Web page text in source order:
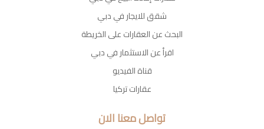
شقق للايجار في دبي
البحث عن العقارات على الخريطة
اقرأ عن الاستثمار في دبي
قناة الفيديو
عقارات تركيا
تواصل معنا الان